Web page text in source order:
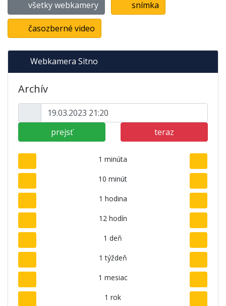
všetky webkamery snímka
časozberné video
Webkamera Sitno
Archív
prejsť teraz
1 minúta
10 minút
1 hodina
12 hodín
1 deň
1 týždeň
1 mesiac
1 rok